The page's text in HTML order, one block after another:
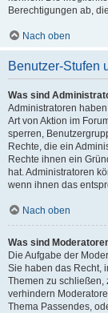
Berechtigungen ab,
Nach oben
Benutzer-Stufen
Was sind
Administratoren
Art von Aktion im
sperren,
Rechte, die ein
Rechte ihnen ein
hat. Administratoren
wenn ihnen das
Nach oben
Was sind
Die Aufgabe der
Sie haben das Recht,
Themen zu schließen,
verhindern
Thema Passendes,